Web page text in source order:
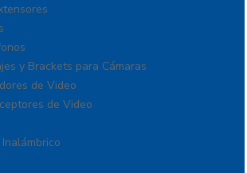
y Brackets para Cámaras
de Video
de Video
IP y NVRs